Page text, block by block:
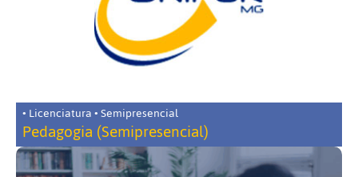
• Licenciatura • Semipresencial
Pedagogia (Semipresencial)